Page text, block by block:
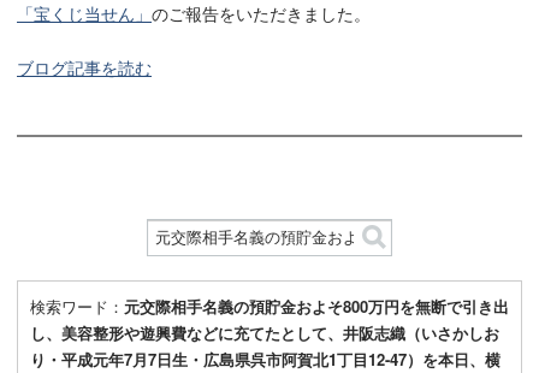
「宝くじ当せん」 のご報告をいただきました。
ブログ記事を読む
検索ワード： 元交際相手名義の預貯金およそ800万円を無断で引き出
し、美容整形や遊興費などに充てたとして、井阪志織（いさかしお
り・平成元年7月7日生・広島県呉市阿賀北1丁目12-47）を本日、横